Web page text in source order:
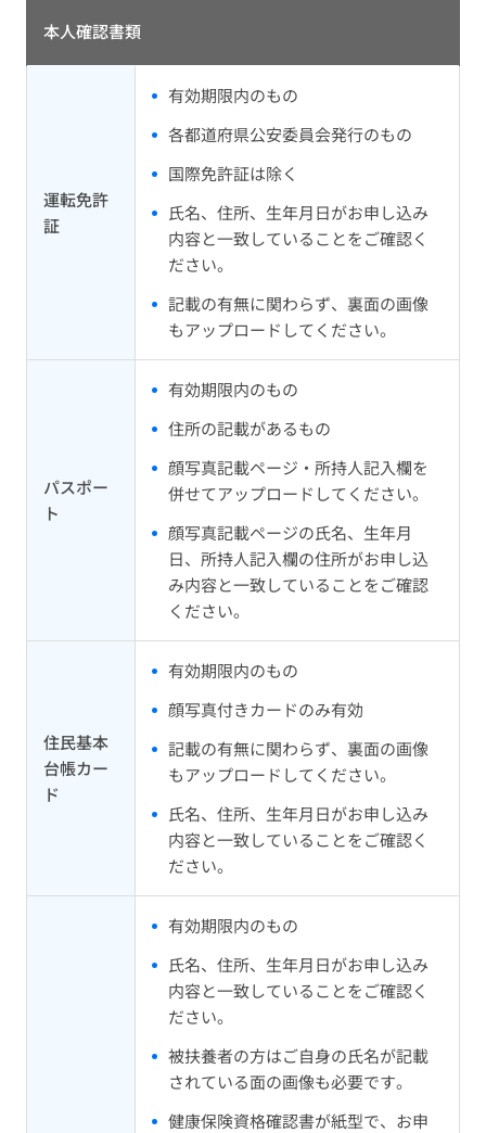
本人確認書類
運転免許
証
有効期限内のもの
各都道府県公安委員会発行のもの
国際免許証は除く
氏名、住所、生年月日がお申し込み
内容と一致していることをご確認く
ださい。
記載の有無に関わらず、裏面の画像
もアップロードしてください。
パスポー
ト
有効期限内のもの
住所の記載があるもの
顔写真記載ページ・所持人記入欄を
併せてアップロードしてください。
顔写真記載ページの氏名、生年月
日、所持人記入欄の住所がお申し込
み内容と一致していることをご確認
ください。
住民基本
台帳カー
ド
有効期限内のもの
顔写真付きカードのみ有効
記載の有無に関わらず、裏面の画像
もアップロードしてください。
氏名、住所、生年月日がお申し込み
内容と一致していることをご確認く
ださい。
有効期限内のもの
氏名、住所、生年月日がお申し込み
内容と一致していることをご確認く
ださい。
被扶養者の方はご自身の氏名が記載
されている面の画像も必要です。
健康保険資格確認書が紙型で、お申